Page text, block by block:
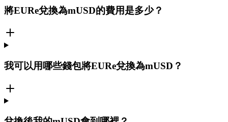
將EURe兌換為mUSD的費用是多少？
我可以用哪些錢包將EURe兌換為mUSD？